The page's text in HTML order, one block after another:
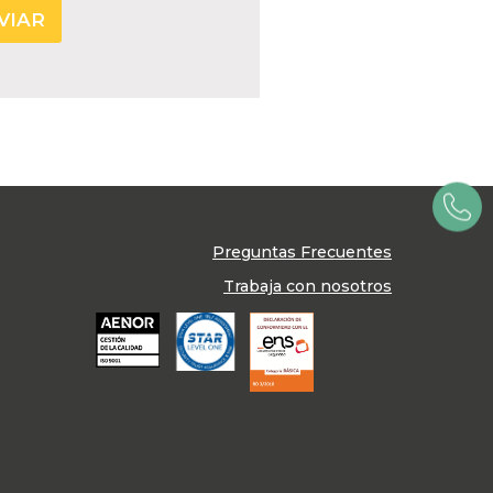
Preguntas Frecuentes
Trabaja con nosotros